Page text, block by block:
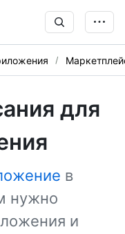
для
в
нужно
и